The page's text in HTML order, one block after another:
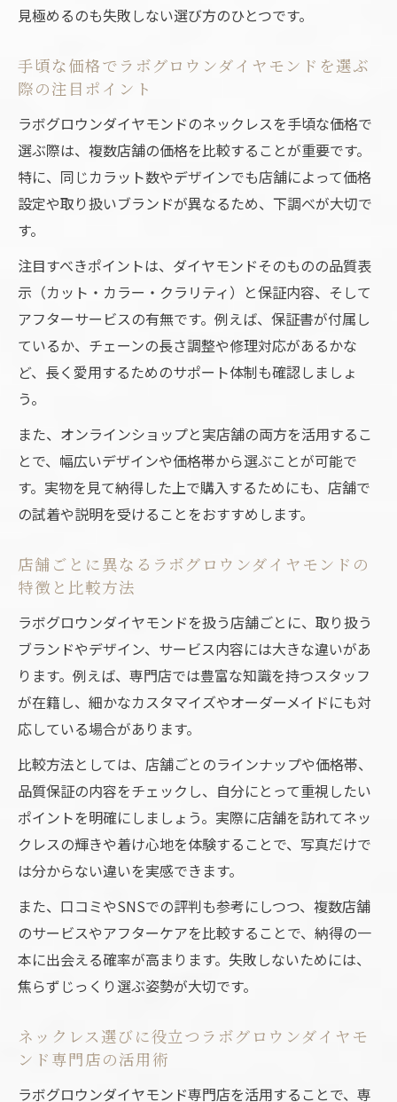
手頃な価格で高品質なラボグロウンダイヤ
ネックレス選びに強いラボグロウンダイヤ
モンド専門店の特長
ラボグロウンダイヤモンドと天然ダイヤの
違いを知っておこう
店舗で比較できるラボグロウンダイヤモン
ドネックレスの実力
ラボグロウンダイヤモンドで叶える予算内
の高品質ネックレス選び
低予算でも妥協しないラボグロウンダイヤ
モンドの選定ポイント
手頃な価格帯のラボグロウンダイヤモンド
コスパ重視で選ぶラボグロウンダイヤモン
ドの魅力
ラボグロウンダイヤモンドネックレスの価
値と価格差を徹底比較
ラボグロウンダイヤモンド専門店の魅力と選び
方ガイド
ラボグロウンダイヤモンド専門店で失敗し
ない選び方の秘訣
専門店ならではのラボグロウンダイヤモン
ドネックレスの豊富さ
店舗ごとに異なるラボグロウンダイヤモン
専門店で確認したいラボグロウンダイヤモ
ンドの品質基準
ラボグロウンダイヤモンド専門店の見分け
方と信頼性の確認
年齢問わず似合うシンプルデザインの魅力を徹
底解説
ラボグロウンダイヤモンドのシンプルデザ
インが選ばれる理由
ネックレスデザイン
一粒ネックレスとラボグロウンダイヤモン
ドの相性について
見極めるのも失敗しない選び方のひとつです。
手頃な価格でラボグロウンダイヤモンドを選ぶ
際の注目ポイント
ラボグロウンダイヤモンドのネックレスを手頃な価格で
選ぶ際は、複数店舗の価格を比較することが重要です。
特に、同じカラット数やデザインでも店舗によって価格
設定や取り扱いブランドが異なるため、下調べが大切で
す。
注目すべきポイントは、ダイヤモンドそのものの品質表
示（カット・カラー・クラリティ）と保証内容、そして
アフターサービスの有無です。例えば、保証書が付属し
ているか、チェーンの長さ調整や修理対応があるかな
ど、長く愛用するためのサポート体制も確認しましょ
う。
また、オンラインショップと実店舗の両方を活用するこ
とで、幅広いデザインや価格帯から選ぶことが可能で
す。実物を見て納得した上で購入するためにも、店舗で
の試着や説明を受けることをおすすめします。
店舗ごとに異なるラボグロウンダイヤモンドの
特徴と比較方法
ラボグロウンダイヤモンドを扱う店舗ごとに、取り扱う
ブランドやデザイン、サービス内容には大きな違いがあ
ります。例えば、専門店では豊富な知識を持つスタッフ
が在籍し、細かなカスタマイズやオーダーメイドにも対
応している場合があります。
比較方法としては、店舗ごとのラインナップや価格帯、
品質保証の内容をチェックし、自分にとって重視したい
ポイントを明確にしましょう。実際に店舗を訪れてネッ
クレスの輝きや着け心地を体験することで、写真だけで
は分からない違いを実感できます。
また、口コミやSNSでの評判も参考にしつつ、複数店舗
のサービスやアフターケアを比較することで、納得の一
本に出会える確率が高まります。失敗しないためには、
焦らずじっくり選ぶ姿勢が大切です。
ネックレス選びに役立つラボグロウンダイヤモ
ンド専門店の活用術
ラボグロウンダイヤモンド専門店を活用することで、専